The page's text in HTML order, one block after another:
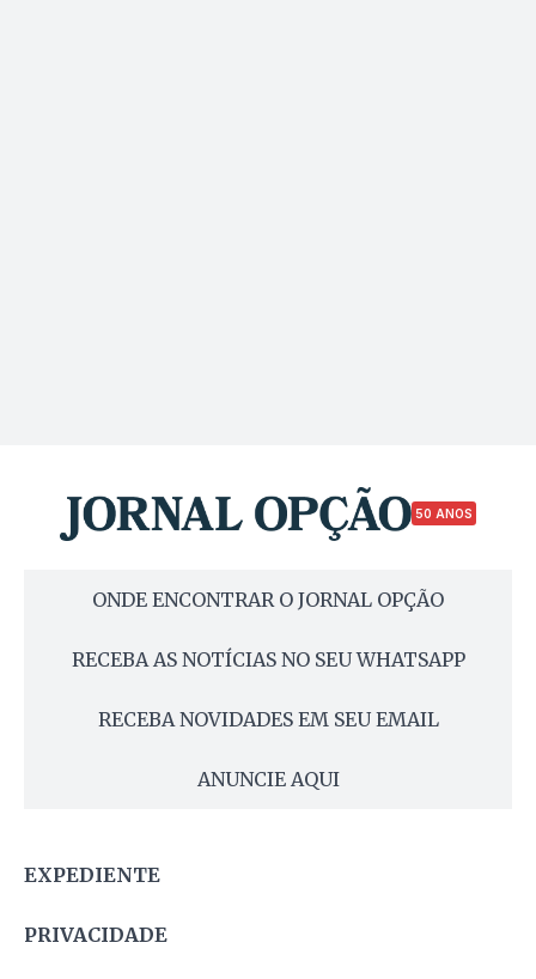
50 ANOS
ONDE ENCONTRAR O JORNAL OPÇÃO
RECEBA AS NOTÍCIAS NO SEU WHATSAPP
RECEBA NOVIDADES EM SEU EMAIL
ANUNCIE AQUI
EXPEDIENTE
PRIVACIDADE